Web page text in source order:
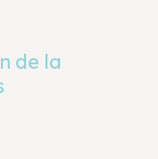
de la